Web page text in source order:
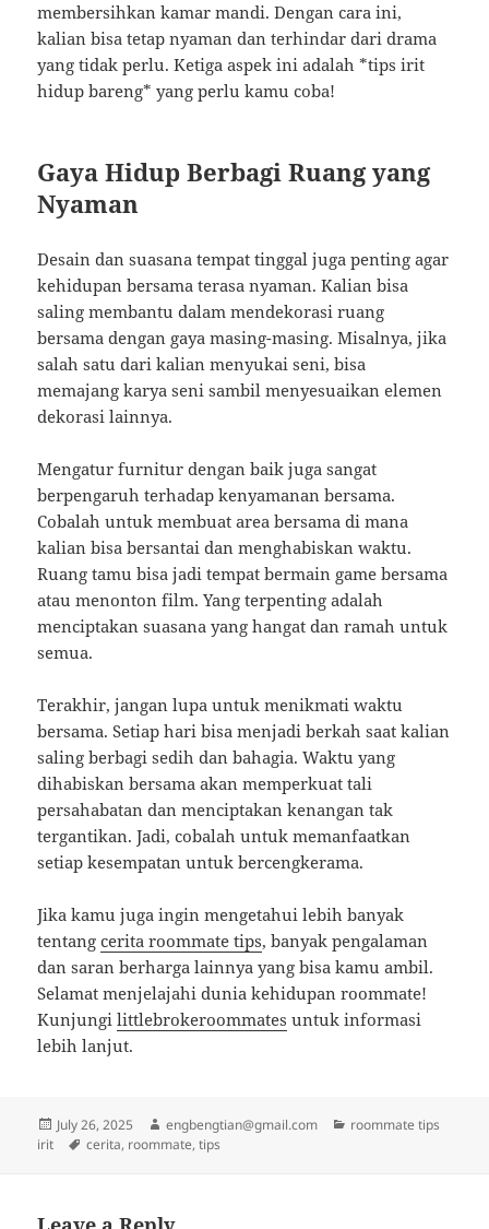
membersihkan kamar mandi. Dengan cara ini,
kalian bisa tetap nyaman dan terhindar dari drama
yang tidak perlu. Ketiga aspek ini adalah *tips irit
hidup bareng* yang perlu kamu coba!
Gaya Hidup Berbagi Ruang yang
Nyaman
Desain dan suasana tempat tinggal juga penting agar
kehidupan bersama terasa nyaman. Kalian bisa
saling membantu dalam mendekorasi ruang
bersama dengan gaya masing-masing. Misalnya, jika
salah satu dari kalian menyukai seni, bisa
memajang karya seni sambil menyesuaikan elemen
dekorasi lainnya.
Mengatur furnitur dengan baik juga sangat
berpengaruh terhadap kenyamanan bersama.
Cobalah untuk membuat area bersama di mana
kalian bisa bersantai dan menghabiskan waktu.
Ruang tamu bisa jadi tempat bermain game bersama
atau menonton film. Yang terpenting adalah
menciptakan suasana yang hangat dan ramah untuk
semua.
Terakhir, jangan lupa untuk menikmati waktu
bersama. Setiap hari bisa menjadi berkah saat kalian
saling berbagi sedih dan bahagia. Waktu yang
dihabiskan bersama akan memperkuat tali
persahabatan dan menciptakan kenangan tak
tergantikan. Jadi, cobalah untuk memanfaatkan
setiap kesempatan untuk bercengkerama.
Jika kamu juga ingin mengetahui lebih banyak
tentangcerita roommate tips, banyak pengalaman
dan saran berharga lainnya yang bisa kamu ambil.
Selamat menjelajahi dunia kehidupan roommate!
Kunjungilittlebrokeroommates untuk informasi
lebih lanjut.
Posted
on
July 26, 2025 Author
engbengtian@gmail.com Categories
roommate tips
irit
Tags
cerita, roommate,tips